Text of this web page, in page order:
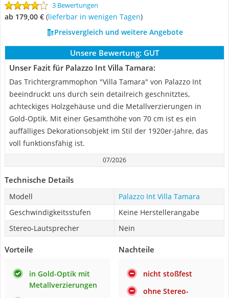
3 Bewertungen
ab 179,00 € ( Lieferbar in wenigen Tagen)
Preisvergleich und weitere Angebote
Unsere Bewertung: GUT
Unser Fazit für Palazzo Int Villa Tamara:
Das Trichtergrammophon "Villa Tamara" von Palazzo Int
beeindruckt uns durch sein detailreich geschnitztes,
achteckiges Holzgehäuse und die Metallverzierungen in
Gold-Optik. Mit einer Gesamthöhe von 70 cm ist es ein
auffälliges Dekorationsobjekt im Stil der 1920er-Jahre, das
voll funktionsfähig ist.
07/2026
Technische Details
Modell
Palazzo Int Villa Tamara
Geschwindigkeitsstufen
Keine Herstellerangabe
Stereo-Lautsprecher
Nein
Vorteile
in Gold-Optik mit
Metallverzierungen
Nachteile
nicht stoßfest
ohne Stereo-